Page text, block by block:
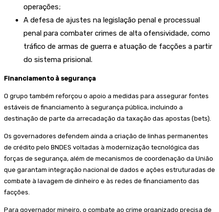
operações;
⁠A defesa de ajustes na legislação penal e processual
penal para combater crimes de alta ofensividade, como
tráfico de armas de guerra e atuação de facções a partir
do sistema prisional.
Financiamento à segurança
O grupo também reforçou o apoio a medidas para assegurar fontes
estáveis de financiamento à segurança pública, incluindo a
destinação de parte da arrecadação da taxação das apostas (bets).
Os governadores defendem ainda a criação de linhas permanentes
de crédito pelo BNDES voltadas à modernização tecnológica das
forças de segurança, além de mecanismos de coordenação da União
que garantam integração nacional de dados e ações estruturadas de
combate à lavagem de dinheiro e às redes de financiamento das
facções.
Para governador mineiro, o combate ao crime organizado precisa de